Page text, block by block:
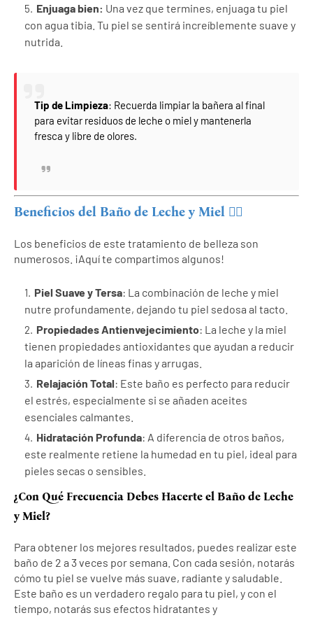
Enjuaga bien: Una vez que termines, enjuaga tu piel
con agua tibia. Tu piel se sentirá increíblemente suave y
nutrida.
Tip de Limpieza: Recuerda limpiar la bañera al final
para evitar residuos de leche o miel y mantenerla
fresca y libre de olores.
Beneficios del Baño de Leche y Miel 🧖‍♀️
Los beneficios de este tratamiento de belleza son
numerosos. ¡Aquí te compartimos algunos!
Piel Suave y Tersa: La combinación de leche y miel
nutre profundamente, dejando tu piel sedosa al tacto.
Propiedades Antienvejecimiento: La leche y la miel
tienen propiedades antioxidantes que ayudan a reducir
la aparición de líneas finas y arrugas.
Relajación Total: Este baño es perfecto para reducir
el estrés, especialmente si se añaden aceites
esenciales calmantes.
Hidratación Profunda: A diferencia de otros baños,
este realmente retiene la humedad en tu piel, ideal para
pieles secas o sensibles.
¿Con Qué Frecuencia Debes Hacerte el Baño de Leche
y Miel?
Para obtener los mejores resultados, puedes realizar este
baño de 2 a 3 veces por semana. Con cada sesión, notarás
cómo tu piel se vuelve más suave, radiante y saludable.
Este baño es un verdadero regalo para tu piel, y con el
tiempo, notarás sus efectos hidratantes y